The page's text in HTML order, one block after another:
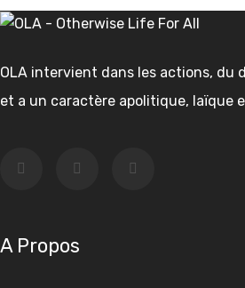
OLA intervient dans les actions, du
et a un caractère apolitique, laïque
A Propos